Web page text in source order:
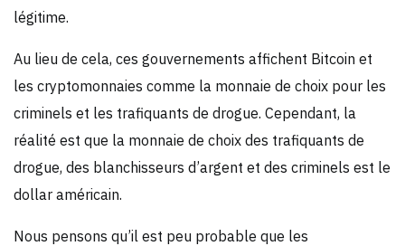
légitime.
Au lieu de cela, ces gouvernements affichent Bitcoin et
les cryptomonnaies comme la monnaie de choix pour les
criminels et les trafiquants de drogue. Cependant, la
réalité est que la monnaie de choix des trafiquants de
drogue, des blanchisseurs d’argent et des criminels est le
dollar américain.
Nous pensons qu’il est peu probable que les